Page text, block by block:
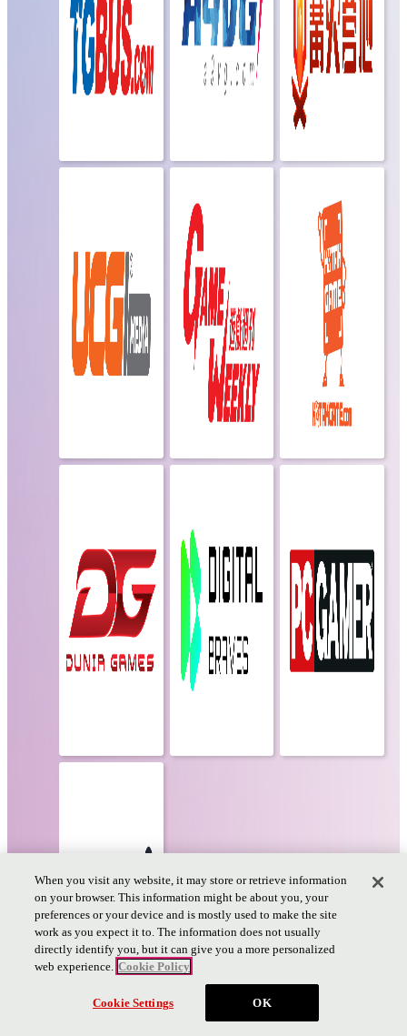
チケット
When you visit any website, it may store or retrieve information
on your browser. This information might be about you, your
preferences or your device and is mostly used to make the site
work as you expect it to. The information does not usually
directly identify you, but it can give you a more personalized
web experience. Cookie Policy
Cookie Settings OK